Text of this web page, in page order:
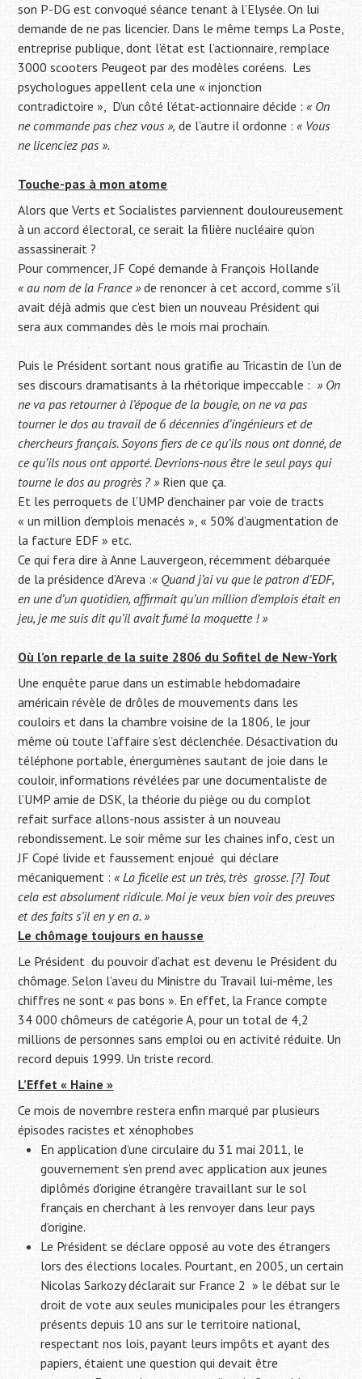
son P-DG est convoqué séance tenant à l’Elysée. On lui
demande de ne pas licencier. Dans le même temps La Poste,
entreprise publique, dont l’état est l’actionnaire, remplace
3000 scooters Peugeot par des modèles coréens. Les
psychologues appellent cela une « injonction
contradictoire », D’un côté l’état-actionnaire décide :« On
ne commande pas chez vous », de l’autre il ordonne :« Vous
ne licenciez pas ».
Touche-pas à mon atome
Alors que Verts et Socialistes parviennent douloureusement
à un accord électoral, ce serait la filière nucléaire qu’on
assassinerait ?
Pour commencer, JF Copé demande à François Hollande
« au nom de la France »de renoncer à cet accord, comme s’il
avait déjà admis que c’est bien un nouveau Président qui
sera aux commandes dès le mois mai prochain.
Puis le Président sortant nous gratifie au Tricastin de l’un de
ses discours dramatisants à la rhétorique impeccable : » On
ne va pas retourner à l’époque de la bougie, on ne va pas
tourner le dos au travail de 6 décennies d’ingénieurs et de
chercheurs français. Soyons fiers de ce qu’ils nous ont donné, de
ce qu’ils nous ont apporté. Devrions-nous être le seul pays qui
tourne le dos au progrès ? » Rien que ça.
Et les perroquets de l’UMP d’enchainer par voie de tracts
« un million d’emplois menacés », « 50% d’augmentation de
la facture EDF » etc.
Ce qui fera dire à Anne Lauvergeon, récemment débarquée
de la présidence d’Areva :« Quand j’ai vu que le patron d’EDF,
en une d’un quotidien, affirmait qu’un million d’emplois était en
jeu, je me suis dit qu’il avait fumé la moquette ! »
Où l’on reparle de la suite 2806 du Sofitel de New-York
Une enquête parue dans un estimable hebdomadaire
américain révèle de drôles de mouvements dans les
couloirs et dans la chambre voisine de la 1806, le jour
même où toute l’affaire s’est déclenchée. Désactivation du
téléphone portable, énergumènes sautant de joie dans le
couloir, informations révélées par une documentaliste de
l’UMP amie de DSK, la théorie du piège ou du complot
refait surface allons-nous assister à un nouveau
rebondissement. Le soir même sur les chaines info, c’est un
JF Copé livide et faussement enjoué qui déclare
mécaniquement :« La ficelle est un très, très grosse. [?] Tout
cela est absolument ridicule. Moi je veux bien voir des preuves
et des faits s’il en y en a. »
Le chômage toujours en hausse
Le Président du pouvoir d’achat est devenu le Président du
chômage. Selon l’aveu du Ministre du Travail lui-même, les
chiffres ne sont « pas bons ». En effet, la France compte
34 000 chômeurs de catégorie A, pour un total de 4,2
millions de personnes sans emploi ou en activité réduite. Un
record depuis 1999. Un triste record.
L’Effet « Haine »
Ce mois de novembre restera enfin marqué par plusieurs
épisodes racistes et xénophobes
En application d’une circulaire du 31 mai 2011, le
gouvernement s’en prend avec application aux jeunes
diplômés d’origine étrangère travaillant sur le sol
français en cherchant à les renvoyer dans leur pays
d’origine.
Le Président se déclare opposé au vote des étrangers
lors des élections locales. Pourtant, en 2005, un certain
Nicolas Sarkozy déclarait sur France 2 » le débat sur le
droit de vote aux seules municipales pour les étrangers
présents depuis 10 ans sur le territoire national,
respectant nos lois, payant leurs impôts et ayant des
papiers, étaient une question qui devait être